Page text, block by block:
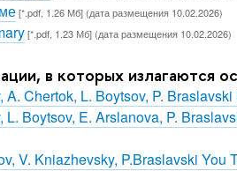
[*.pdf, 1.26 Мб] (дата размещения 10.02.2026)
[*.pdf, 1.23 Мб] (дата размещения 10.02.2026)
в которых излагаются
A. Chertok, L. Boytsov, P.
L. Boytsov, E. Arslanova, P.
V. Kniazhevsky, P.Braslavski